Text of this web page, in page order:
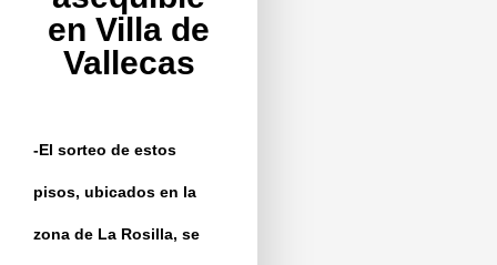
en Villa de
Vallecas
-El sorteo de estos
pisos, ubicados en la
zona de La Rosilla, se